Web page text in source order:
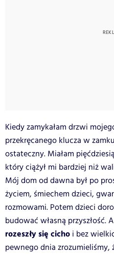
Kiedy zamykałam drzwi
przekręcanego klucza w
ostateczny. Miałam
który ciążył mi bardziej niż
Mój dom od dawna był po
życiem, śmiechem dzieci,
rozmowami. Potem dzieci
budować własną przyszłość.
rozeszły się cicho i bez
pewnego dnia zrozumieliśmy,